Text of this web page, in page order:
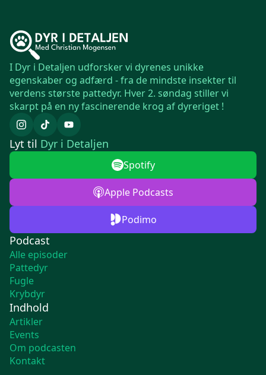
I Dyr i Detaljen udforsker vi dyrenes unikke
egenskaber og adfærd - fra de mindste insekter til
verdens største pattedyr. Hver 2. søndag stiller vi
skarpt på en ny fascinerende krog af dyreriget !
Podcast
Alle episoder
Pattedyr
Fugle
Krybdyr
Indhold
Artikler
Events
Om podcasten
Kontakt
Lyt til Dyr i Detaljen
Spotify
Apple Podcasts
Podimo